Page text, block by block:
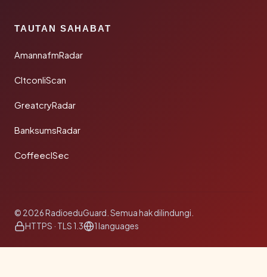
TAUTAN SAHABAT
AmannafmRadar
CltconliScan
GreatcryRadar
BanksumsRadar
CoffeeclSec
© 2026 RadioeduGuard. Semua hak dilindungi.
HTTPS · TLS 1.3
1 languages